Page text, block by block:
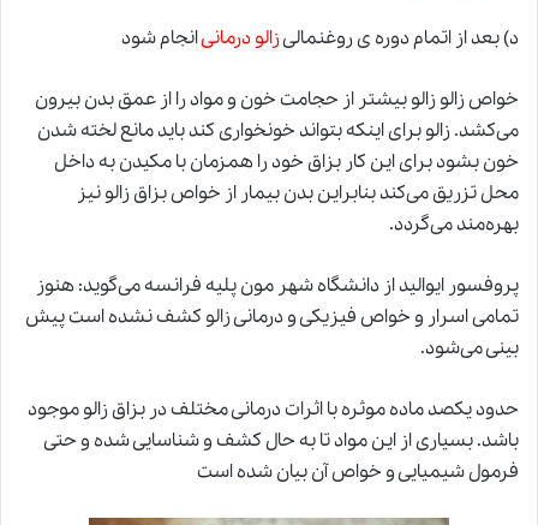
د) بعد از اتمام دوره ی روغنمالیزالو درمانیانجام شود
خواص زالو زالو بیشتر از حجامت خون و مواد را از عمق بدن بیرون
می‌کشد. زالو برای اینکه بتواند خونخواری کند باید مانع لخته شدن
خون بشود برای این کار بزاق خود را همزمان با مکیدن به داخل
محل تزریق می‌کند بنابراین بدن بیمار از خواص بزاق زالو نیز
بهره‌مند می‌گردد.
پروفسور ایوالید از دانشگاه شهر مون پلیه فرانسه می‌گوید: هنوز
تمامی اسرار و خواص فیزیکی و درمانیزالو کشف نشده است پیش
بینی می‌شود.
حدود یکصد ماده موثره با اثرات درمانی مختلف در بزاق زالو موجود
باشد. بسیاری از این مواد تا به حال کشف و شناسایی شده و حتی
فرمول شیمیایی و خواص آن بیان شده است